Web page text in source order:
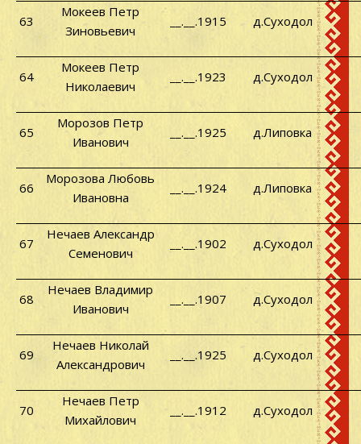
63
Мокеев Петр
Зиновьевич
__.__.1915 д.Суходол
64
Мокеев Петр
Николаевич
__.__.1923 д.Суходол
65
Морозов Петр
Иванович
__.__.1925 д.Липовка
66
Морозова Любовь
Ивановна
__.__.1924 д.Липовка
67
Нечаев Александр
Семенович
__.__.1902 д.Суходол
68
Нечаев Владимир
Иванович
__.__.1907 д.Суходол
69
Нечаев Николай
Александрович
__.__.1925 д.Суходол
70
Нечаев Петр
Михайлович
__.__.1912 д.Суходол